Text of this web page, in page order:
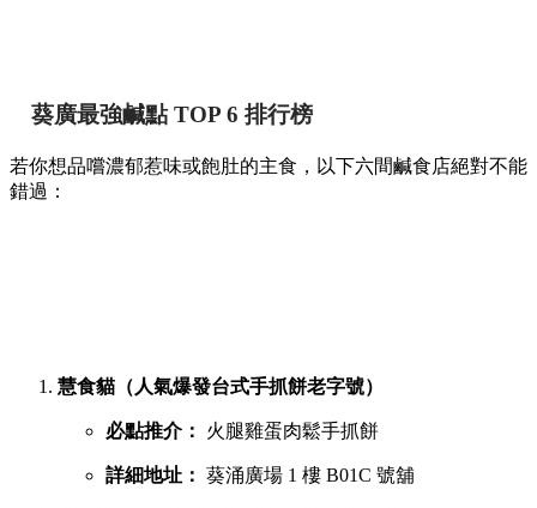
葵廣最強鹹點 TOP 6 排行榜
若你想品嚐濃郁惹味或飽肚的主食，以下六間鹹食店絕對不能
錯過：
慧食貓（人氣爆發台式手抓餅老字號）
必點推介： 火腿雞蛋肉鬆手抓餅
詳細地址： 葵涌廣場 1 樓 B01C 號舖